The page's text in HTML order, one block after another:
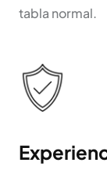
tabla normal.